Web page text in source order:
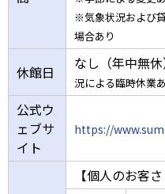
※気象状況および
場合あり
休館日 なし（年中無休
況による臨時休業
公式ウ
ェブサ
イト
https://
【個人のお客さ